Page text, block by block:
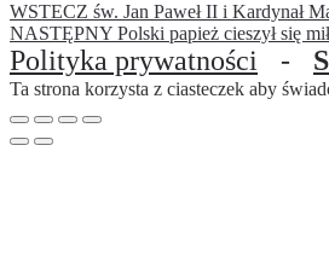
WSTECZ św. Jan Paweł II i Kardynał
NASTĘPNY Polski papież cieszył się
Polityka prywatności -
Ta strona korzysta z ciasteczek aby